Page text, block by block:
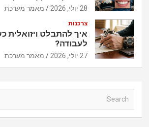
28 יולי, 2026 מאמר מערכת
צרכנות
איך להתבלט ויזואלית
לעבודה?
27 יולי, 2026 מאמר מערכת